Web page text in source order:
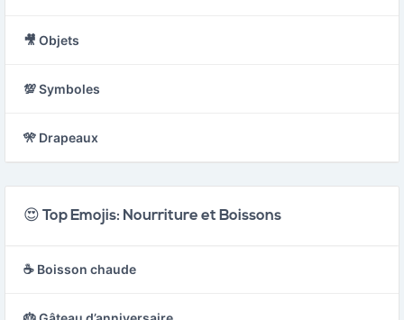
🎥 Objets
💯 Symboles
🎌 Drapeaux
😍 Top Emojis: Nourriture et Boissons
☕ Boisson chaude